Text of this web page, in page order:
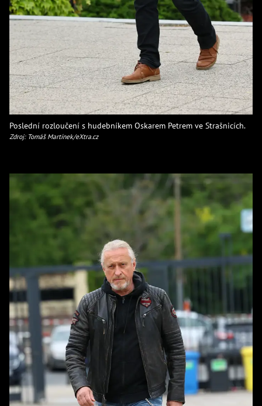
Poslední rozloučení s hudebníkem Oskarem Petrem ve Strašnicích.
Zdroj: Tomáš Martínek/eXtra.cz